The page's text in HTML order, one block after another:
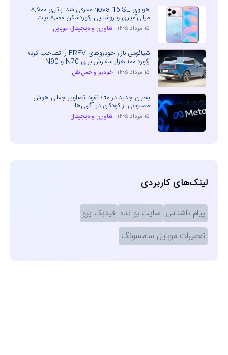
هواوی nova 16 SE معرفی شد: باتری ۸,۵۰۰
میلی‌آمپری و روشنایی رکوردشکن ۸,۰۰۰ نیت
۱۵ مرداد ۱۴۰۵ فناوری و دیجیتال، موبایل
شیائومی بازار خودروهای EREV را تصاحب کرد؛
رکورد ۱۰۰ هزار سفارش برای N70 و N90
۱۵ مرداد ۱۴۰۵ خودرو و حمل نقل
بحران جدید در متا؛ نفوذ تصاویر جعلی هوش
مصنوعی از کودکان در آگهی‌ها
۱۵ مرداد ۱۴۰۵ فناوری و دیجیتال
لینک‌های کاربردی
پیام ناشناس سایت بو نده فیدبک پرو
تعمیرات موبایل سامسونگ